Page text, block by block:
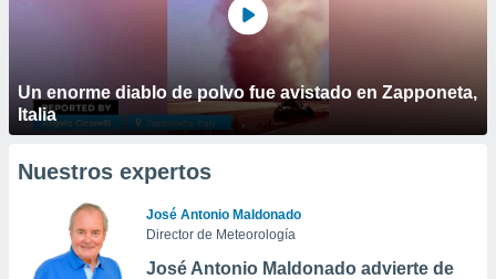
Un enorme diablo de polvo fue avistado en Zapponeta,
Italia
Nuestros expertos
José Antonio Maldonado
Director de Meteorología
José Antonio Maldonado advierte de